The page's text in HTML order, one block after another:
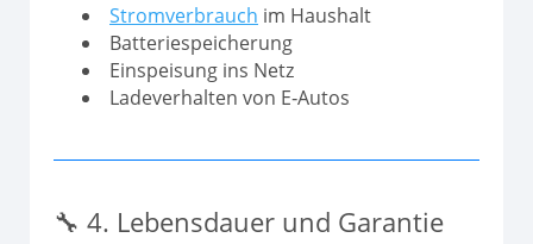
Stromverbrauch im Haushalt
Batteriespeicherung
Einspeisung ins Netz
Ladeverhalten von E‑Autos
🔧 4. Lebensdauer und Garantie